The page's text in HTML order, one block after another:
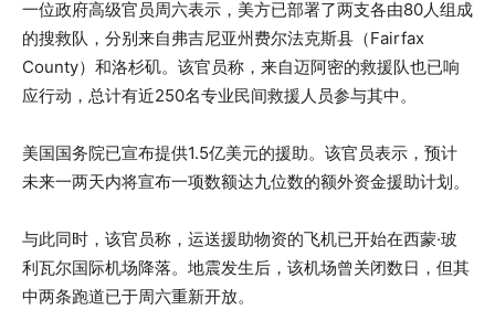
一位政府高级官员周六表示，美方已部署了两支各由80人组成
的搜救队，分别来自弗吉尼亚州费尔法克斯县（Fairfax
County）和洛杉矶。该官员称，来自迈阿密的救援队也已响
应行动，总计有近250名专业民间救援人员参与其中。
美国国务院已宣布提供1.5亿美元的援助。该官员表示，预计
未来一两天内将宣布一项数额达九位数的额外资金援助计划。
与此同时，该官员称，运送援助物资的飞机已开始在西蒙·玻
利瓦尔国际机场降落。地震发生后，该机场曾关闭数日，但其
中两条跑道已于周六重新开放。